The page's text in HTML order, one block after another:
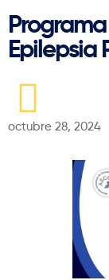
Epilepsia
octubre 28, 2024